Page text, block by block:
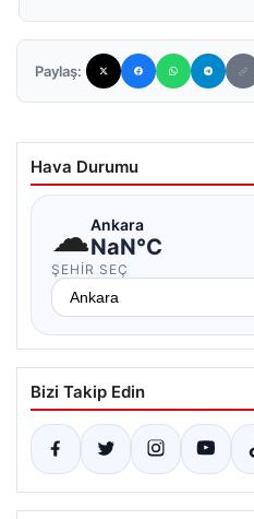
Paylaş:
Hava Durumu
☁Ankara
NaN°C
ŞEHIR SEÇ
Bizi Takip Edin